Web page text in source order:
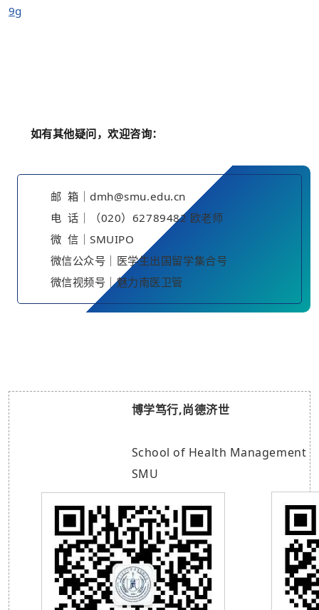
9g
如有其他疑问，欢迎咨询：
邮 箱｜dmh@smu.edu.cn
电 话｜（020）62789482 欧老师
微 信｜SMUIPO
微信公众号｜医学生出国留学集合号
微信视频号｜魅力南医卫管
博学笃行,尚德济世
School of Health Management
SMU